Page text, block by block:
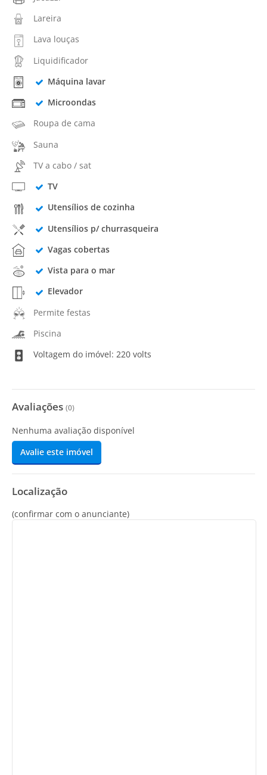
Lareira
Lava louças
Liquidificador
Máquina lavar
Microondas
Roupa de cama
Sauna
TV a cabo / sat
TV
Utensílios de cozinha
Utensílios p/ churrasqueira
Vagas cobertas
Vista para o mar
Elevador
Permite festas
Piscina
Voltagem do imóvel: 220 volts
Avaliações (0)
Nenhuma avaliação disponível
Avalie este imóvel
Localização
(confirmar com o anunciante)